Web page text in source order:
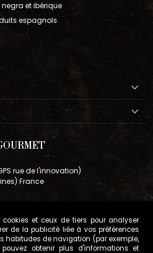
et ceux de tiers pour analyser
de la publicité liée à vos préférences
habitudes de navigation (par exemple,
obtenir plus d'informations et
et ibérique
espagnols


rue de l'innovation)
France
France